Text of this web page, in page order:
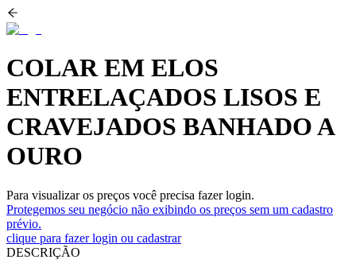
COLAR EM ELOS
ENTRELAÇADOS LISOS E
CRAVEJADOS BANHADO A
OURO
Para visualizar os preços você precisa fazer login.
Protegemos seu negócio não exibindo os preços sem um cadastro
prévio.
clique para fazer login ou cadastrar
DESCRIÇÃO